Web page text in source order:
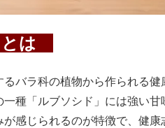
とは
バラ科の植物から作られる健
種「ルブソシド」には強い甘
感じられるのが特徴で、健康